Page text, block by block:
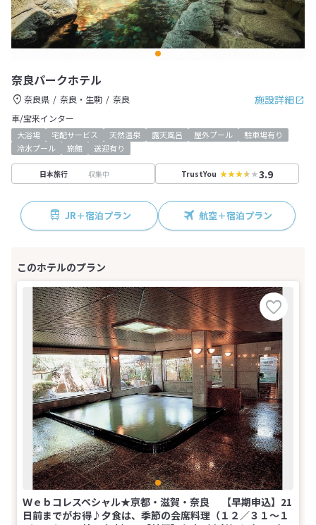
奈良パークホテル
施設詳細
奈良県 奈良・生駒
奈良
車/宝来インター
大浴場 宅配サービス 天然温泉 露天風呂 屋外プール
駐車場有り
冷水プール
旅館 送迎有り
日本旅行 収集中 TrustYou 3.9
JR＋宿泊プラン 航空＋宿泊プラン
Ｗｅｂコレスペシャル★京都・滋賀・奈良 【早期申込】21
日前までがお得♪夕食は、季節の会席料理（１２／３１～１